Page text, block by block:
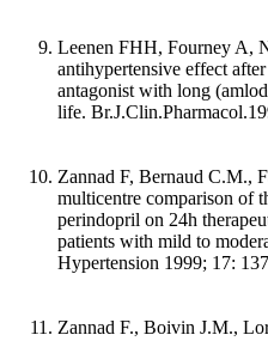
Leenen FHH, Fourney A,
antihypertensive effect
antagonist with long
life.
Zannad F, Bernaud C.M.,
multicentre comparison of
perindopril on 24h
patients with mild to
Hypertension 1999; 17:
Zannad F., Boivin J.M.,